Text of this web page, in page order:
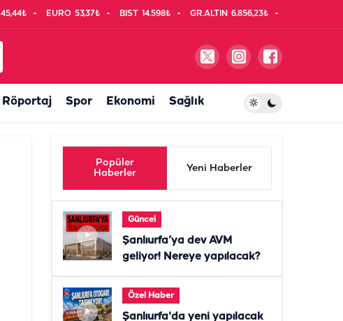
45,44₺ EURO 53,37₺ BIST 14.598₺ GR.ALTIN 6.856,23₺
Röportaj Spor Ekonomi Sağlık
Popüler
Haberler
Yeni Haberler
Güncel
Şanlıurfa’ya dev AVM
geliyor! Nereye yapılacak?
Özel Haber
Şanlıurfa'da yeni yapılacak